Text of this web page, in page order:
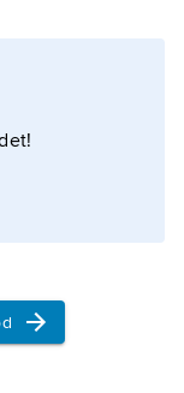
mitten
länder,
i